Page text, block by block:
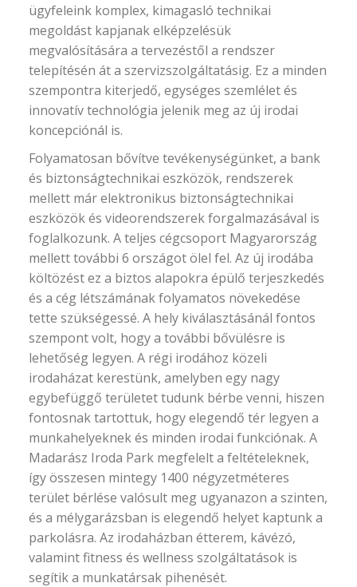
ügyfeleink komplex, kimagasló technikai
megoldást kapjanak elképzelésük
megvalósítására a tervezéstől a rendszer
telepítésén át a szervizszolgáltatásig. Ez a minden
szempontra kiterjedő, egységes szemlélet és
innovatív technológia jelenik meg az új irodai
koncepciónál is.
Folyamatosan bővítve tevékenységünket, a bank
és biztonságtechnikai eszközök, rendszerek
mellett már elektronikus biztonságtechnikai
eszközök és videorendszerek forgalmazásával is
foglalkozunk. A teljes cégcsoport Magyarország
mellett további 6 országot ölel fel. Az új irodába
költözést ez a biztos alapokra épülő terjeszkedés
és a cég létszámának folyamatos növekedése
tette szükségessé. A hely kiválasztásánál fontos
szempont volt, hogy a további bővülésre is
lehetőség legyen. A régi irodához közeli
irodaházat kerestünk, amelyben egy nagy
egybefüggő területet tudunk bérbe venni, hiszen
fontosnak tartottuk, hogy elegendő tér legyen a
munkahelyeknek és minden irodai funkciónak. A
Madarász Iroda Park megfelelt a feltételeknek,
így összesen mintegy 1400 négyzetméteres
terület bérlése valósult meg ugyanazon a szinten,
és a mélygarázsban is elegendő helyet kaptunk a
parkolásra. Az irodaházban étterem, kávézó,
valamint fitness és wellness szolgáltatások is
segítik a munkatársak pihenését.